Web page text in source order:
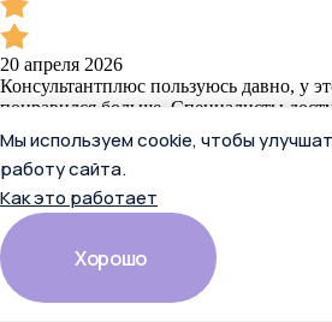
20 апреля 2026
Консультантплюс пользуюсь давно, у
понравился больше. Специалисты
объяснили, что нужно.
Читать полностью
Отзыв в Яндекс.Картах
Александр Забалуев
Мы используем cookie, чтобы
работу сайта.
Как это работает
Хорошо